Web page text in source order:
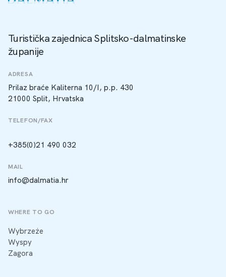
Turistička zajednica Splitsko-dalmatinske
županije
ADRESA
Prilaz braće Kaliterna 10/I, p.p. 430
21000 Split, Hrvatska
TELEFON/FAX
+385(0)21 490 032
MAIL
info@dalmatia.hr
WHERE TO GO
Wybrzeże
Wyspy
Zagora